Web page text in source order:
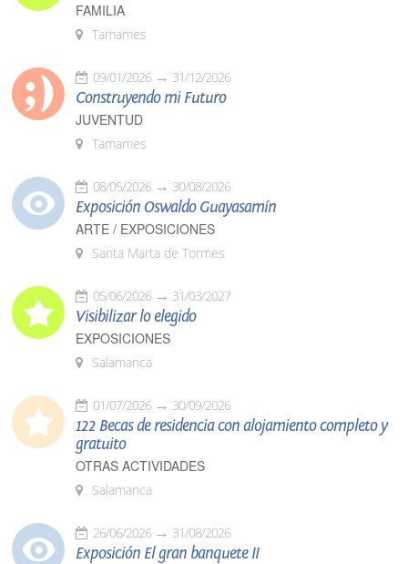
FAMILIA
Tamames
09/01/2026 31/12/2026
Construyendo mi Futuro
JUVENTUD
Tamames
08/05/2026 30/08/2026
Exposición Oswaldo Guayasamín
ARTE / EXPOSICIONES
Santa Marta de Tormes
05/06/2026 31/03/2027
Visibilizar lo elegido
EXPOSICIONES
Salamanca
01/07/2026 30/09/2026
122 Becas de residencia con alojamiento completo y
gratuito
OTRAS ACTIVIDADES
Salamanca
26/06/2026 31/08/2026
Exposición El gran banquete II